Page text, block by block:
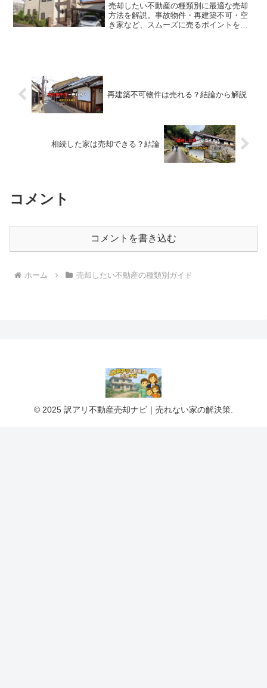
売却したい不動産の種類別に最適な売却
方法を解説。事故物件・再建築不可・空
き家など、スムーズに売るポイントを紹
再建築不可物件は売れる？結論から解説
相続した家は売却できる？結論
コメント
コメントを書き込む
ホーム 売却したい不動産の種類別ガイド
© 2025 訳アリ不動産売却ナビ｜売れない家の解決策.